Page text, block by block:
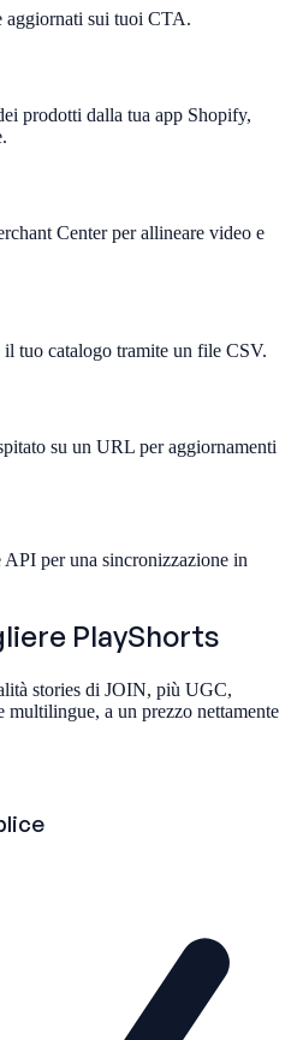
aggiornati sui tuoi CTA.
prodotti dalla tua app Shopify,
Center per allineare video e
tuo catalogo tramite un file CSV.
su un URL per aggiornamenti
per una sincronizzazione in
PlayShorts
stories di JOIN, più UGC,
multilingue, a un prezzo nettamente